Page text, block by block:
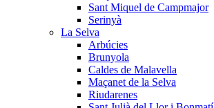
Sant Miquel de Campmajor
Serinyà
La Selva
Arbúcies
Brunyola
Caldes de Malavella
Maçanet de la Selva
Riudarenes